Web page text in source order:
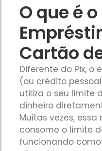
O que é o
Cartão
Diferente do Pix, o
(ou crédito
utiliza o seu limite
dinheiro
Muitas vezes,
consome o limite
funcionando como